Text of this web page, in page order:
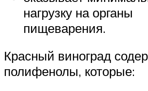
нагрузку на органы
пищеварения.
Красный виноград
полифенолы, которые: